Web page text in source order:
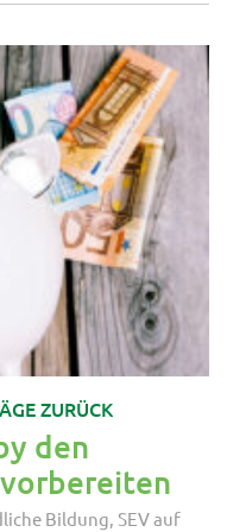
ZURÜCK
den
Bildung, SEV auf